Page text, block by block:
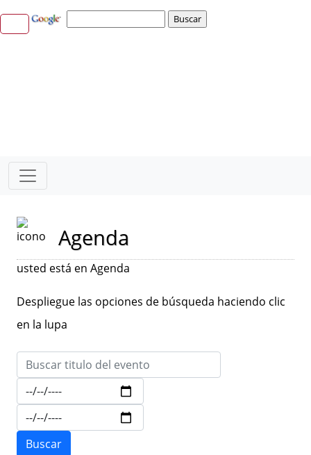
Agenda
usted está en Agenda
Despliegue las opciones de búsqueda haciendo clic
en la lupa